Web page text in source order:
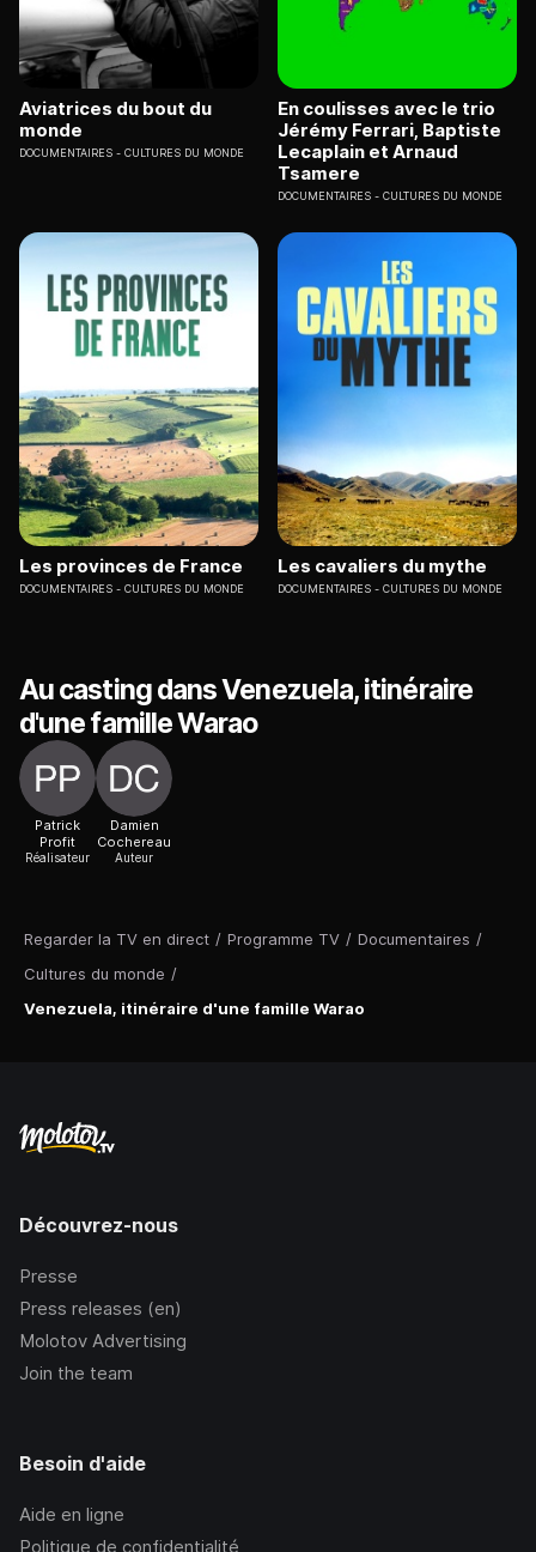
Regarder la TV en direct / Programme TV / Documentaires /
Cultures du monde /
Venezuela, itinéraire d'une famille Warao
Aviatrices du bout du
monde
DOCUMENTAIRES CULTURES DU MONDE
En coulisses avec le trio
Jérémy Ferrari, Baptiste
Lecaplain et Arnaud
Tsamere
DOCUMENTAIRES CULTURES DU MONDE
Les provinces de France
DOCUMENTAIRES CULTURES DU MONDE
Les cavaliers du mythe
DOCUMENTAIRES CULTURES DU MONDE
Au casting dans Venezuela, itinéraire
d'une famille Warao
Patrick
Profit
Réalisateur
Damien
Cochereau
Auteur
Découvrez-nous
Presse
Press releases (en)
Molotov Advertising
Join the team
Besoin d'aide
Aide en ligne
Politique de confidentialité